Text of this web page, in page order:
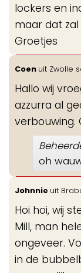
lockers en
maar dat
Groetjes
Coen uit Zwolle
Hallo wij
azzurra al
verbouwing.
oh
Johnnie uit
Hoi hoi, wij
Mill, man
ongeveer.
in de